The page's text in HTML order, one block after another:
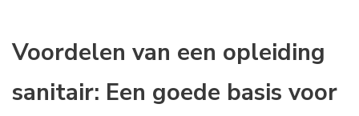
Voordelen van een opleiding
sanitair: Een goede basis voor